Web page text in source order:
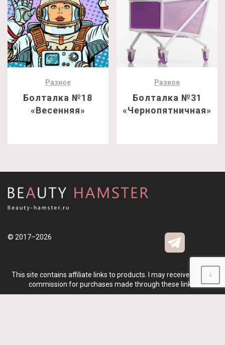
Разное
Болталка №18
«Весенняя»
Разное
Болталка №31
«Чернопятничная»
© 2017–2026
This site contains affiliate links to products. I may receive a small
commission for purchases made through these links.
↓